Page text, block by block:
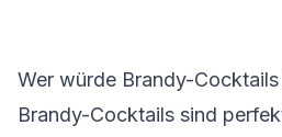
Wer würde Brandy-Cocktails
Brandy-Cocktails sind